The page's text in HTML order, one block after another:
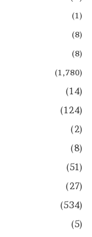
(1)
(8)
(8)
(1,780)
(14)
(124)
(2)
(8)
(51)
(27)
(534)
(5)